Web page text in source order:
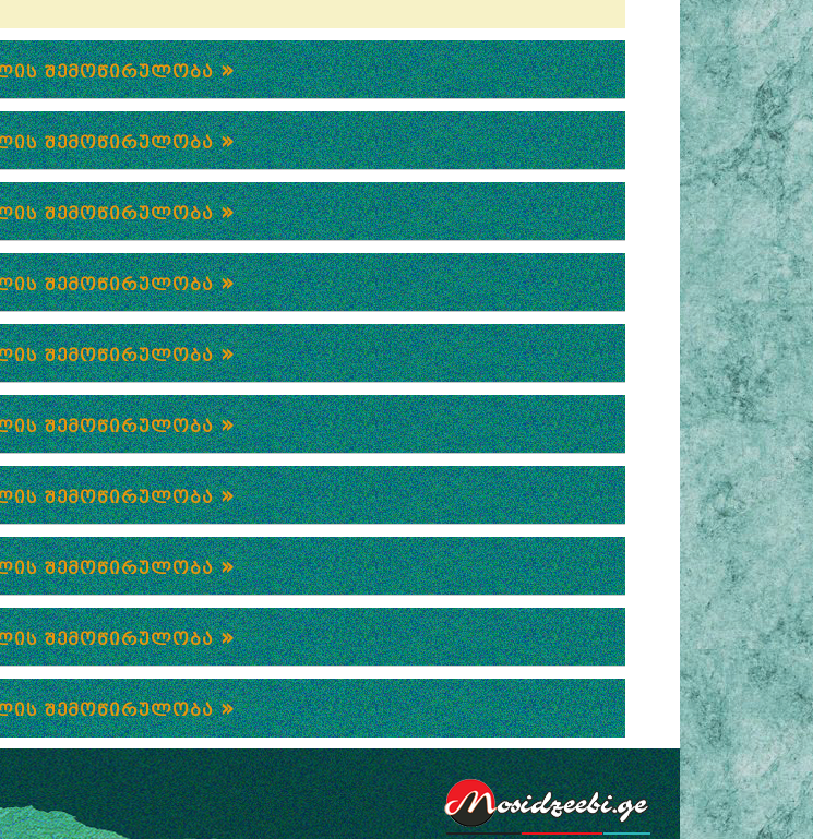
ᲨᲔᲛᲝᲬᲘᲠᲣᲚᲝᲑᲐ»
ᲨᲔᲛᲝᲬᲘᲠᲣᲚᲝᲑᲐ»
ᲨᲔᲛᲝᲬᲘᲠᲣᲚᲝᲑᲐ»
ᲨᲔᲛᲝᲬᲘᲠᲣᲚᲝᲑᲐ»
ᲨᲔᲛᲝᲬᲘᲠᲣᲚᲝᲑᲐ»
ᲨᲔᲛᲝᲬᲘᲠᲣᲚᲝᲑᲐ»
ᲨᲔᲛᲝᲬᲘᲠᲣᲚᲝᲑᲐ»
ᲨᲔᲛᲝᲬᲘᲠᲣᲚᲝᲑᲐ»
ᲨᲔᲛᲝᲬᲘᲠᲣᲚᲝᲑᲐ»
ᲨᲔᲛᲝᲬᲘᲠᲣᲚᲝᲑᲐ»